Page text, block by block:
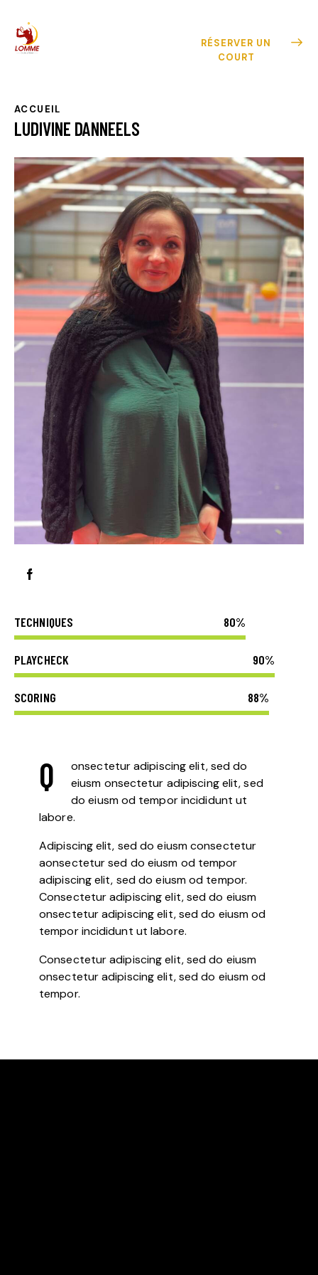
RÉSERVER UN
COURT
ACCUEIL
LUDIVINE DANNEELS
TECHNIQUES 80%
PLAYCHECK 90%
SCORING 88%
Q
onsectetur adipiscing elit, sed do
eiusm onsectetur adipiscing elit, sed
do eiusm od tempor incididunt ut
labore.
Adipiscing elit, sed do eiusm consectetur
aonsectetur sed do eiusm od tempor
adipiscing elit, sed do eiusm od tempor.
Consectetur adipiscing elit, sed do eiusm
onsectetur adipiscing elit, sed do eiusm od
tempor incididunt ut labore.
Consectetur adipiscing elit, sed do eiusm
onsectetur adipiscing elit, sed do eiusm od
tempor.